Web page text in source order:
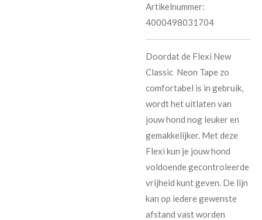
Artikelnummer:
4000498031704
Doordat de Flexi New
Classic Neon Tape zo
comfortabel is in gebruik,
wordt het uitlaten van
jouw hond nog leuker en
gemakkelijker. Met deze
Flexi kun je jouw hond
voldoende gecontroleerde
vrijheid kunt geven. De lijn
kan op iedere gewenste
afstand vast worden